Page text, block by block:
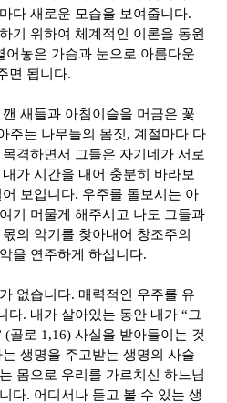
다 새로운 모습을 보여줍니다.
기 위하여 체계적인 이론을 동원
어놓은 가슴과 눈으로 아름다운
면 됩니다.
새들과 아침이슬을 머금은 꽃
주는 나무들의 몸짓, 계절마다 다
격하면서 그들은 자기네가 서로
내가 시간을 내어 충분히 바라보
보입니다. 우주를 돌보시는 아
기 머물게 해주시고 나도 그들과
의 악기를 찾아내어 창조주의
을 연주하게 하십니다.
없습니다.매력적인 우주를 유
다. 내가 살아있는 동안 내가“그
(골로 1,16) 사실을 받아들이는 것
는 생명을 주고받는 생명의 사슬
몸으로 우리를 가르치신 하느님
다. 어디서나 듣고 볼 수 있는 생